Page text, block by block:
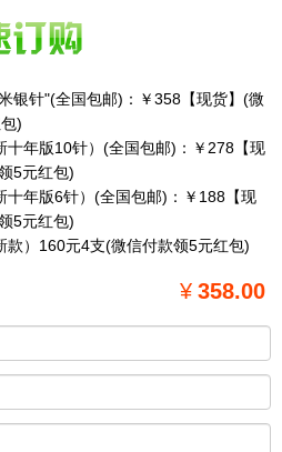
银针"(全国包邮)：￥358【现货】(微
)
十年版10针）(全国包邮)：￥278【现
5元红包)
十年版6针）(全国包邮)：￥188【现
5元红包)
款）160元4支(微信付款领5元红包)
¥ 358.00